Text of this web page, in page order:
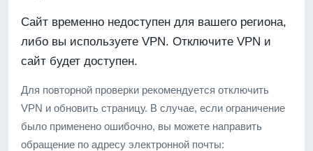
Сайт временно недоступен для вашего региона,
либо вы используете VPN. Отключите VPN и
сайт будет доступен.
Для повторной проверки рекомендуется отключить
VPN и обновить страницу. В случае, если ограничение
было применено ошибочно, вы можете направить
обращение по адресу электронной почты: